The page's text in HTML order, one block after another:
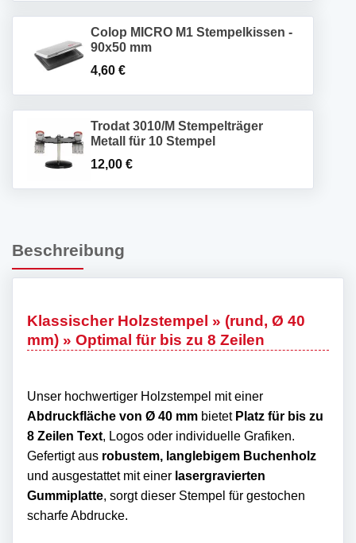
Colop MICRO M1 Stempelkissen -
90x50 mm
4,60 €
Trodat 3010/M Stempelträger
Metall für 10 Stempel
12,00 €
Beschreibung
Klassischer Holzstempel » (rund, Ø 40
mm) » Optimal für bis zu 8 Zeilen
Unser hochwertiger Holzstempel mit einer
Abdruckfläche von Ø 40 mm bietet Platz für bis zu
8 Zeilen Text, Logos oder individuelle Grafiken.
Gefertigt aus robustem, langlebigem Buchenholz
und ausgestattet mit einer lasergravierten
Gummiplatte, sorgt dieser Stempel für gestochen
scharfe Abdrucke.